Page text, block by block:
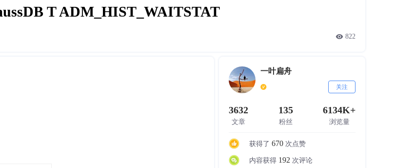
T ADM_HIST_WAITSTAT
822
一叶扁舟
关注
3632
文章
135
粉丝
6134K+
浏览量
获得了 670 次点赞
内容获得 192 次评论